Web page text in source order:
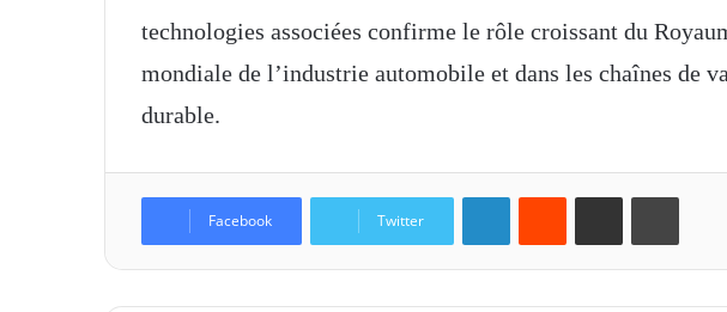
technologies associées confirme le rôle croissant du
mondiale de l’industrie automobile et dans les chaînes de
durable.
Facebook Twitter